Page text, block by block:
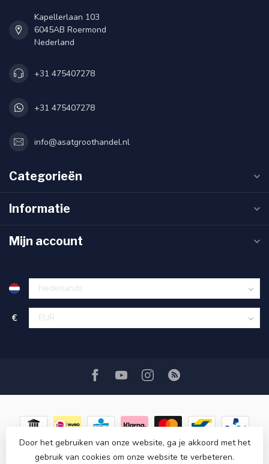
Kapellerlaan 103
6045AB Roermond
Nederland
+31 475407278
+31 475407278
info@asatgroothandel.nl
Categorieën
Informatie
Mijn account
€
Door het gebruiken van onze website, ga je akkoord met het
gebruik van cookies om onze website te verbeteren.